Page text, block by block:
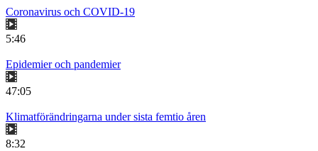
Coronavirus och COVID-19
5:46
Epidemier och pandemier
47:05
Klimatförändringarna under sista femtio åren
8:32